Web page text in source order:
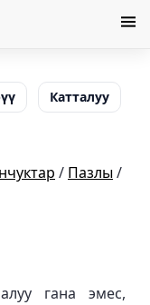
Катталуу
/ Пазлы/
гана эмес,